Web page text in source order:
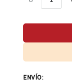
ENVÍO: